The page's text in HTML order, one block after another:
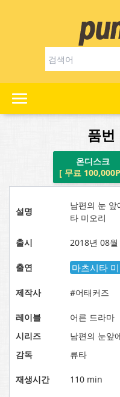
품번
온디스크
[ 무료
설명
남편의 눈
타 미오리
출시 2018년 08월
출연 마츠시타
제작사 #어태커즈
레이블
어른 드라마
시리즈
남편의 눈앞
감독
류타
재생시간 110 min